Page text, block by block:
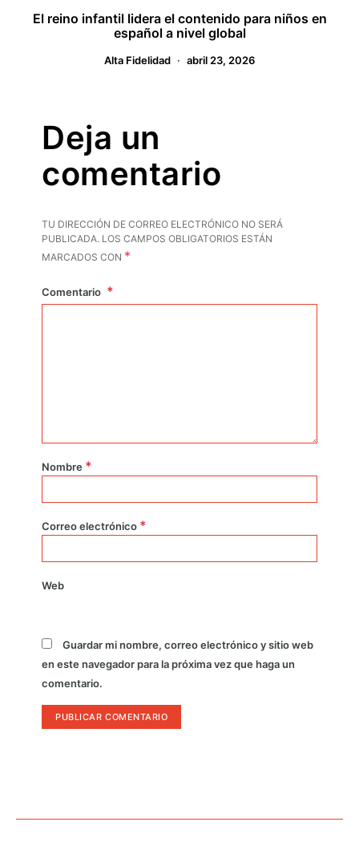
El reino infantil lidera el contenido para niños en
español a nivel global
Alta Fidelidad abril 23, 2026
Deja un
comentario
TU DIRECCIÓN DE CORREO ELECTRÓNICO NO SERÁ
PUBLICADA. LOS CAMPOS OBLIGATORIOS ESTÁN
MARCADOS CON *
Comentario
Nombre *
Correo electrónico *
Web
Guardar mi nombre, correo electrónico y sitio web
en este navegador para la próxima vez que haga un
comentario.